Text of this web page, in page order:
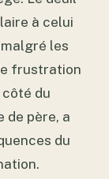
à celui
les
frustration
côté du
de père, a
du